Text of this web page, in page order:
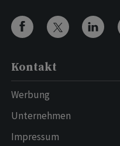
Kontakt
Werbung
Unternehmen
Impressum